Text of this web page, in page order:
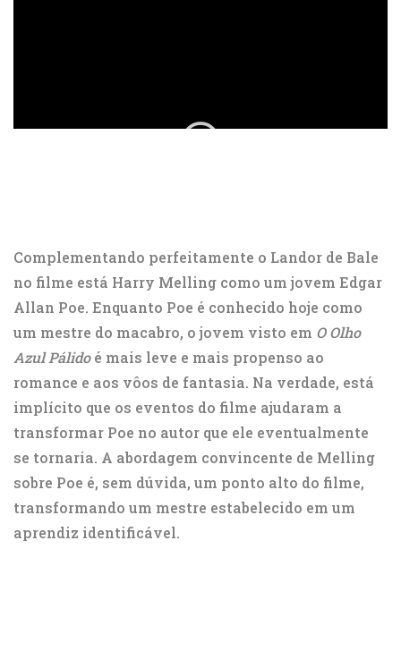
Complementando perfeitamente o Landor de Bale
no filme está Harry Melling como um jovem Edgar
Allan Poe. Enquanto Poe é conhecido hoje como
um mestre do macabro, o jovem visto em O Olho
Azul Pálidoé mais leve e mais propenso ao
romance e aos vôos de fantasia. Na verdade, está
implícito que os eventos do filme ajudaram a
transformar Poe no autor que ele eventualmente
se tornaria. A abordagem convincente de Melling
sobre Poe é, sem dúvida, um ponto alto do filme,
transformando um mestre estabelecido em um
aprendiz identificável.